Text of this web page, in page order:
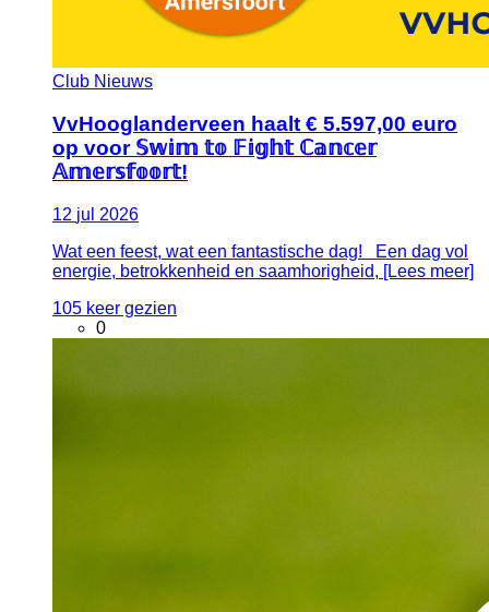
Club Nieuws
VvHooglanderveen haalt € 5.597,00 euro
op voor 𝕊𝕨𝕚𝕞 𝕥𝕠 𝔽𝕚𝕘𝕙𝕥 ℂ𝕒𝕟𝕔𝕖𝕣
𝔸𝕞𝕖𝕣𝕤𝕗𝕠𝕠𝕣𝕥!
12 jul 2026
Wat een feest, wat een fantastische dag! Een dag vol
energie, betrokkenheid en saamhorigheid, [Lees meer]
105 keer gezien
0